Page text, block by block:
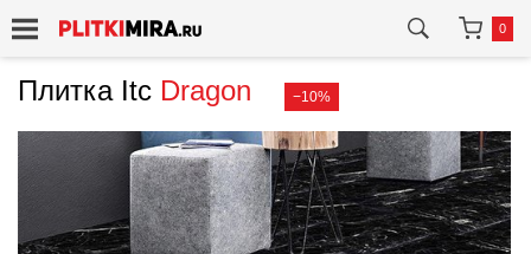
0
Плитка Itc Dragon −10%